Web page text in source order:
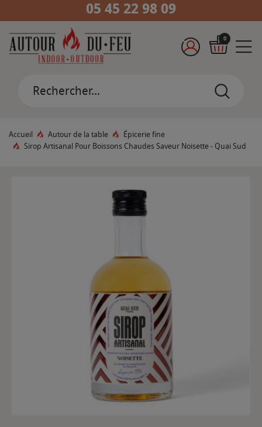
05 45 22 98 09
0
Accueil Autour de la table
Épicerie fine
Sirop Artisanal Pour Boissons Chaudes Saveur Noisette - Quai Sud